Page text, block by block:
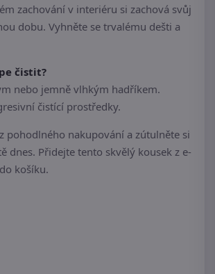
zachování v interiéru si zachová svůj
dobu. Vyhněte se trvalému dešti a
čistit?
nebo jemně vlhkým hadříkem.
čistící prostředky.
pohodlného nakupování a zútulněte si
dnes. Přidejte tento skvělý kousek z e-
košíku.